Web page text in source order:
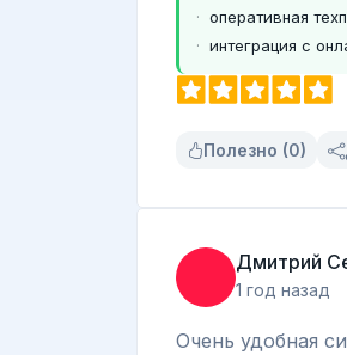
оперативная
интеграция с
Полезно (0)
Дмитрий
1 год назад
Очень удобная